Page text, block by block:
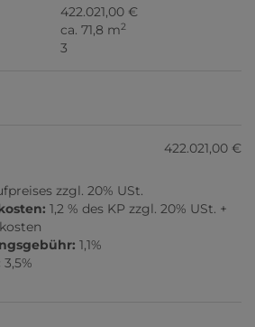
422.021,00 €
ca. 71,8 m2
3
422.021,00 €
zzgl. 20% USt.
1,2 % des KP zzgl. 20% USt. +
1,1%
3,5%